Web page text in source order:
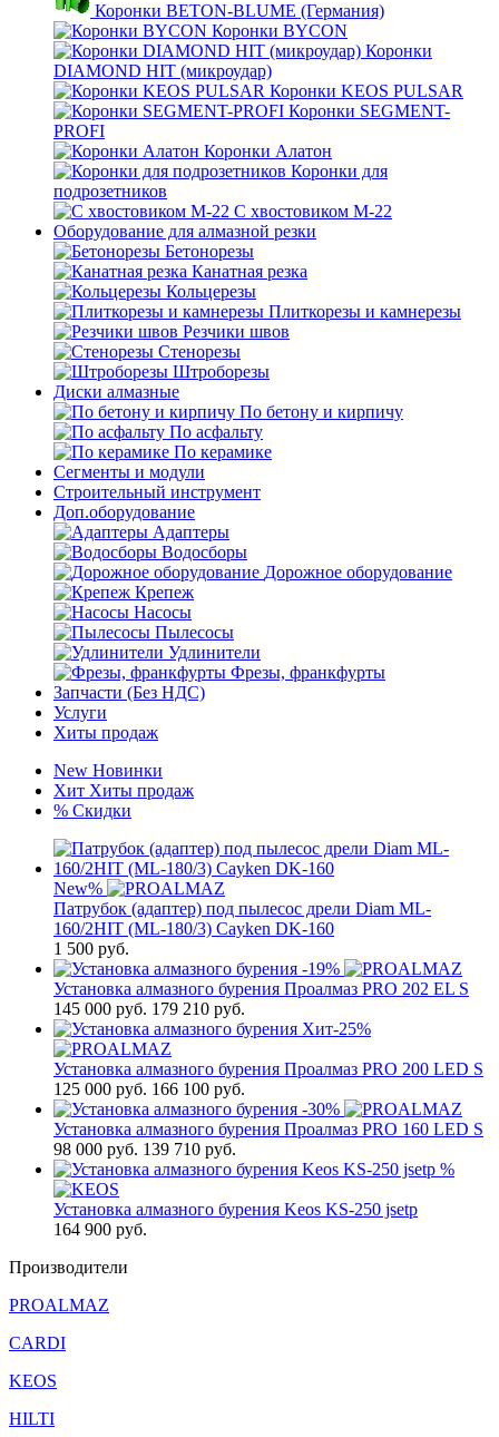
Коронки BETON-BLUME (Германия)
Коронки BYCON
Коронки
DIAMOND HIT (микроудар)
Коронки KEOS PULSAR
Коронки SEGMENT-
PROFI
Коронки Алатон
Коронки для
подрозетников
С хвостовиком М-22
Оборудование для алмазной резки
Бетонорезы
Канатная резка
Кольцерезы
Плиткорезы и камнерезы
Резчики швов
Стенорезы
Штроборезы
Диски алмазные
По бетону и кирпичу
По асфальту
По керамике
Сегменты и модули
Строительный инструмент
Доп.оборудование
Адаптеры
Водосборы
Дорожное оборудование
Крепеж
Насосы
Пылесосы
Удлинители
Фрезы, франкфурты
Запчасти (Без НДС)
Услуги
Хиты продаж
New Новинки
Хит Хиты продаж
% Скидки
New%
Патрубок (адаптер) под пылесос дрели Diam ML-
160/2HIT (ML-180/3) Cayken DK-160
1 500 руб.
-19%
Установка алмазного бурения Проалмаз PRO 202 EL S
145 000 руб. 179 210 руб.
Хит-25%
Установка алмазного бурения Проалмаз PRO 200 LED S
125 000 руб. 166 100 руб.
-30%
Установка алмазного бурения Проалмаз PRO 160 LED S
98 000 руб. 139 710 руб.
%
Установка алмазного бурения Keos KS-250 jsetp
164 900 руб.
Производители
PROALMAZ
CARDI
KEOS
HILTI